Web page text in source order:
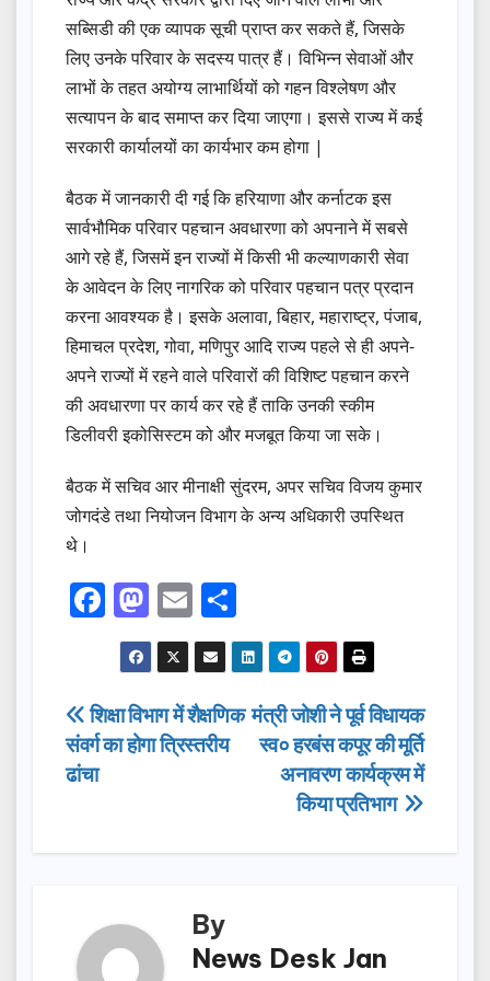
सब्सिडी की एक व्यापक सूची प्राप्त कर सकते हैं, जिसके
लिए उनके परिवार के सदस्य पात्र हैं। विभिन्न सेवाओं और
लाभों के तहत अयोग्य लाभार्थियों को गहन विश्लेषण और
सत्यापन के बाद समाप्त कर दिया जाएगा। इससे राज्य में कई
सरकारी कार्यालयों का कार्यभार कम होगा |
बैठक में जानकारी दी गई कि हरियाणा और कर्नाटक इस
सार्वभौमिक परिवार पहचान अवधारणा को अपनाने में सबसे
आगे रहे हैं, जिसमें इन राज्यों में किसी भी कल्याणकारी सेवा
के आवेदन के लिए नागरिक को परिवार पहचान पत्र प्रदान
करना आवश्यक है। इसके अलावा, बिहार, महाराष्ट्र, पंजाब,
हिमाचल प्रदेश, गोवा, मणिपुर आदि राज्य पहले से ही अपने-
अपने राज्यों में रहने वाले परिवारों की विशिष्ट पहचान करने
की अवधारणा पर कार्य कर रहे हैं ताकि उनकी स्कीम
डिलीवरी इकोसिस्टम को और मजबूत किया जा सके।
बैठक में सचिव आर मीनाक्षी सुंदरम, अपर सचिव विजय कुमार
जोगदंडे तथा नियोजन विभाग के अन्य अधिकारी उपस्थित
थे।
F
a
c
e
b
k
M
a
st
o
d
E
m
ail
h
ar
e
Post
navigation
मंत्री जोशी ने पूर्व विधायक
स्व० हरबंस कपूर की मूर्ति
अनावरण कार्यक्रम में
किया प्रतिभाग
शिक्षा विभाग में शैक्षणिक
संवर्ग का होगा त्रिस्तरीय
ढांचा
By
News Desk Jan